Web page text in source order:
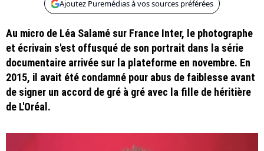
Ajoutez Puremédias à vos sources préférées
Au micro de Léa Salamé sur France Inter, le photographe
et écrivain s'est offusqué de son portrait dans la série
documentaire arrivée sur la plateforme en novembre. En
2015, il avait été condamné pour abus de faiblesse avant
de signer un accord de gré à gré avec la fille de héritière
de L'Oréal.